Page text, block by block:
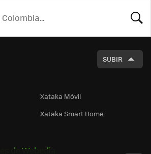
SUBIR
Xataka Móvil
Xataka Smart Home
de Webedia